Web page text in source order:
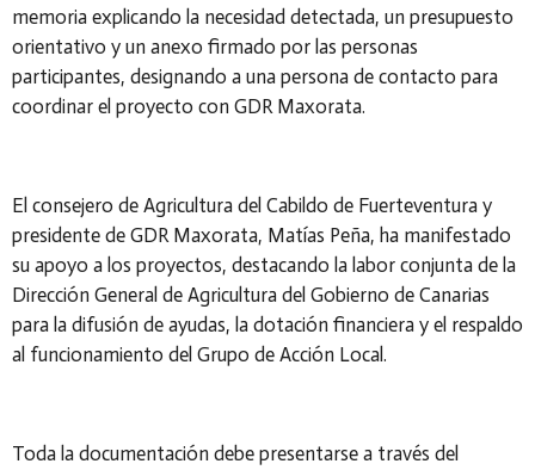
memoria explicando la necesidad detectada, un presupuesto
orientativo y un anexo firmado por las personas
participantes, designando a una persona de contacto para
coordinar el proyecto con GDR Maxorata.
El consejero de Agricultura del Cabildo de Fuerteventura y
presidente de GDR Maxorata, Matías Peña, ha manifestado
su apoyo a los proyectos, destacando la labor conjunta de la
Dirección General de Agricultura del Gobierno de Canarias
para la difusión de ayudas, la dotación financiera y el respaldo
al funcionamiento del Grupo de Acción Local.
Toda la documentación debe presentarse a través del